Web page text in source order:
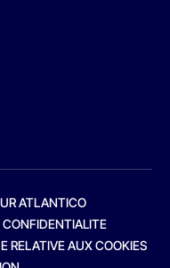
ATLANTICO
CONFIDENTIALITE
RELATIVE AUX COOKIES